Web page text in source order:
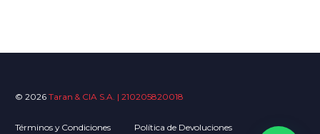
© 2026 Taran & CIA S.A. | 210205820018
Términos y Condiciones Política de Devoluciones